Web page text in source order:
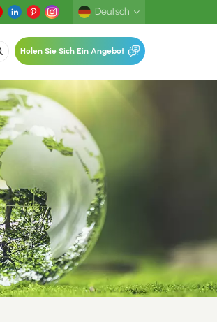
Deutsch
Deutsch
Holen Sie Sich Ein Angebot